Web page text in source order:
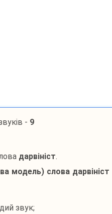
- 9
дарвініст.
модель) слова дарвініст
звук;